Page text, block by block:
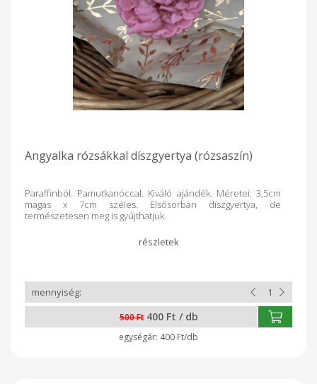
Angyalka rózsákkal díszgyertya (rózsaszín)
Paraffinból. Pamutkanóccal. Kiváló ajándék. Méretei: 3,5cm
magas x 7cm széles. Elsősorban díszgyertya, de
természetesen meg is gyújthatjuk.
500 Ft 400 Ft / db
400 Ft/db